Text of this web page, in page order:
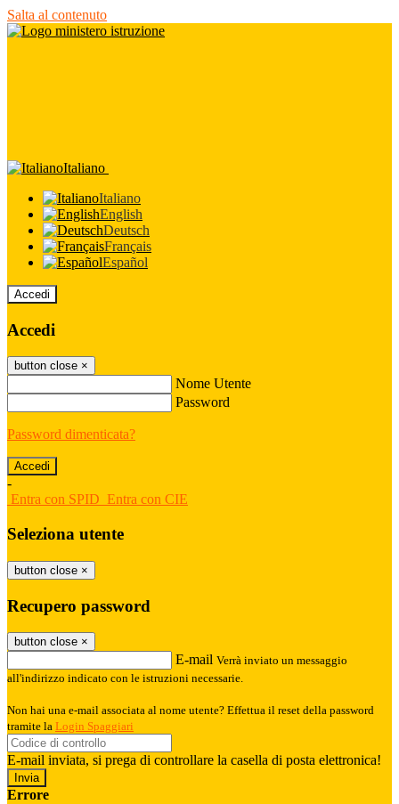
Salta al contenuto
Italiano
Italiano
English
Deutsch
Français
Español
Accedi
Accedi
button close ×
Nome Utente
Password
Password dimenticata?
-
Entra con SPID Entra con CIE
Seleziona utente
button close ×
Recupero password
button close ×
E-mail Verrà inviato un messaggio
all'indirizzo indicato con le istruzioni necessarie.
Non hai una e-mail associata al nome utente? Effettua il reset della password
tramite la Login Spaggiari
E-mail inviata, si prega di controllare la casella di posta elettronica!
Errore